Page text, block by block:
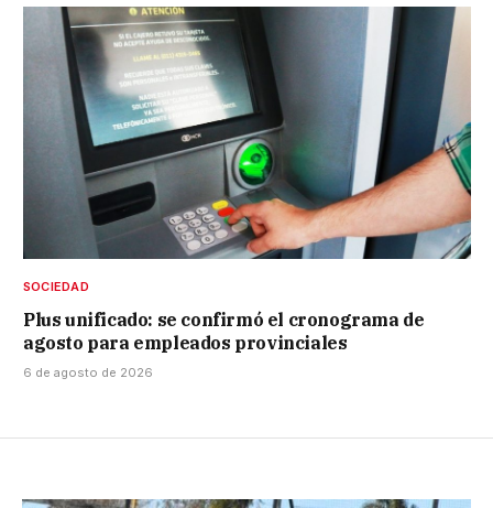
SOCIEDAD
Plus unificado: se confirmó el cronograma de
agosto para empleados provinciales
6 de agosto de 2026